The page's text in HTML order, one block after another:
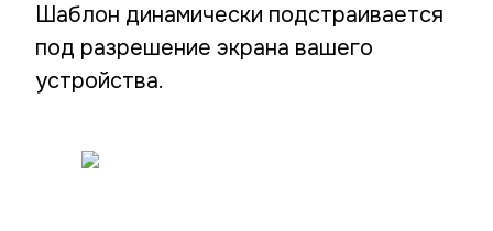
Шаблон динамически подстраивается
под разрешение экрана вашего
устройства.